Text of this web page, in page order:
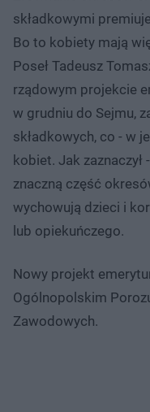
składkowymi
Bo to kobiety mają
Poseł Tadeusz
rządowym projekcie
w grudniu do Sejmu,
składkowych, co - w
kobiet. Jak zaznaczył
znaczną część
wychowują dzieci i
lub opiekuńczego.
Nowy projekt
Ogólnopolskim
Zawodowych.